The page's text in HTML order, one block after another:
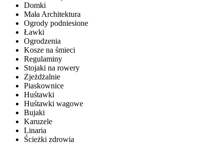
Domki
Mała Architektura
Ogrody podniesione
Ławki
Ogrodzenia
Kosze na śmieci
Regulaminy
Stojaki na rowery
Zjeżdżalnie
Piaskownice
Huśtawki
Huśtawki wagowe
Bujaki
Karuzele
Linaria
Ścieżki zdrowia